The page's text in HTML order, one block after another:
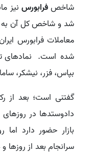
شاخصفرابورس نیز
شده است. نمادهای
بپاس، فزر، نیشکر،
گفتنی است؛ بعد از
دادوستدها در
بازار حضور دارد
سرانجام بعد از روزها